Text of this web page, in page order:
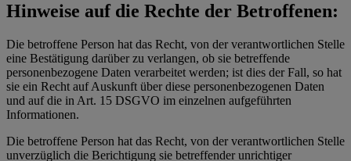
Hinweise auf die Rechte der Betroffenen:
Die betroffene Person hat das Recht, von der verantwortlichen Stelle
eine Bestätigung darüber zu verlangen, ob sie betreffende
personenbezogene Daten verarbeitet werden; ist dies der Fall, so hat
sie ein Recht auf Auskunft über diese personenbezogenen Daten
und auf die in Art. 15 DSGVO im einzelnen aufgeführten
Informationen.
Die betroffene Person hat das Recht, von der verantwortlichen Stelle
unverzüglich die Berichtigung sie betreffender unrichtiger